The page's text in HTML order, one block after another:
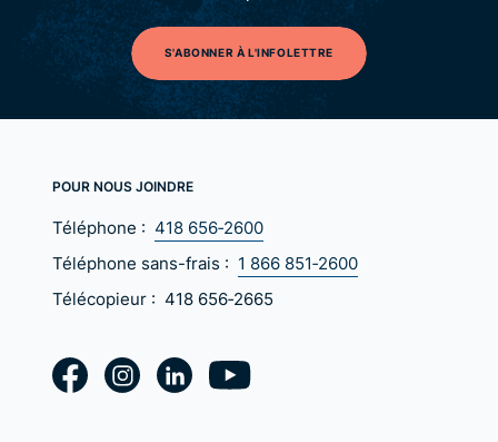
S'ABONNER À L'INFOLETTRE
POUR NOUS JOINDRE
Téléphone : 418 656‑2600
Téléphone sans-frais : 1 866 851‑2600
Télécopieur : 418 656‑2665